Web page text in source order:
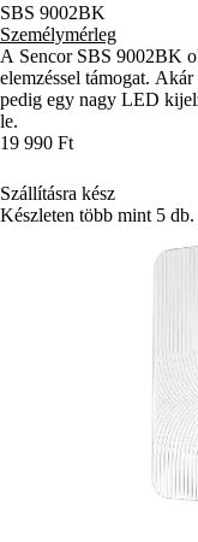
SBS 9002BK
Személymérleg
A Sencor SBS 9002BK
elemzéssel támogat.
pedig egy nagy LED
le.
19 990 Ft
Szállításra kész
Készleten több mint 5 db.